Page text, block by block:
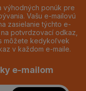
výhodných ponúk pre
Vašu e-mailovú
zasielanie týchto e-
potvrdzovací odkaz,
môžete kedykoľvek
v každom e-maile.
e-mailom